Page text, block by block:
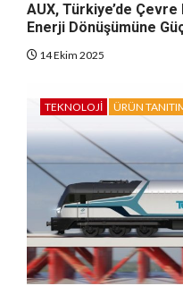
AUX, Türkiye’de Çevre
Enerji Dönüşümüne
14 Ekim 2025
TEKNOLOJI ÜRÜN